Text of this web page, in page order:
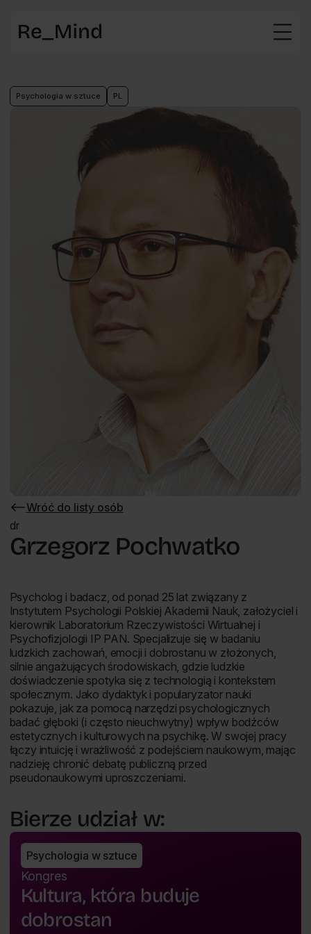
Psychologia w sztuce PL
Wróć do listy osób
Wróć
do
listy
osób
dr
Grzegorz Pochwatko
Psycholog i badacz, od ponad 25 lat związany z
Instytutem Psychologii Polskiej Akademii Nauk, założyciel i
kierownik Laboratorium Rzeczywistości Wirtualnej i
Psychofizjologii IP PAN. Specjalizuje się w badaniu
ludzkich zachowań, emocji i dobrostanu w złożonych,
silnie angażujących środowiskach, gdzie ludzkie
doświadczenie spotyka się z technologią i kontekstem
społecznym. Jako dydaktyk i popularyzator nauki
pokazuje, jak za pomocą narzędzi psychologicznych
badać głęboki (i często nieuchwytny) wpływ bodźców
estetycznych i kulturowych na psychikę. W swojej pracy
łączy intuicję i wrażliwość z podejściem naukowym, mając
nadzieję chronić debatę publiczną przed
pseudonaukowymi uproszczeniami.
Bierze udział w:
Psychologia w sztuce
Kongres
Kultura, która buduje
dobrostan